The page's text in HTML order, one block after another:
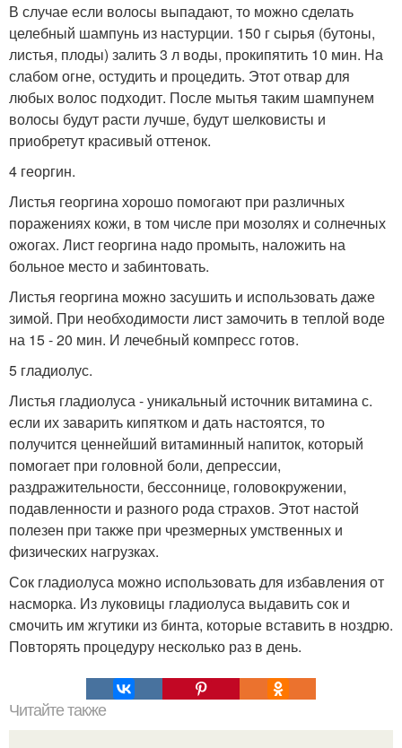
В случае если волосы выпадают, то можно сделать
целебный шампунь из настурции. 150 г сырья (бутоны,
листья, плоды) залить 3 л воды, прокипятить 10 мин. На
слабом огне, остудить и процедить. Этот отвар для
любых волос подходит. После мытья таким шампунем
волосы будут расти лучше, будут шелковисты и
приобретут красивый оттенок.
4 георгин.
Листья георгина хорошо помогают при различных
поражениях кожи, в том числе при мозолях и солнечных
ожогах. Лист георгина надо промыть, наложить на
больное место и забинтовать.
Листья георгина можно засушить и использовать даже
зимой. При необходимости лист замочить в теплой воде
на 15 - 20 мин. И лечебный компресс готов.
5 гладиолус.
Листья гладиолуса - уникальный источник витамина с.
если их заварить кипятком и дать настоятся, то
получится ценнейший витаминный напиток, который
помогает при головной боли, депрессии,
раздражительности, бессоннице, головокружении,
подавленности и разного рода страхов. Этот настой
полезен при также при чрезмерных умственных и
физических нагрузках.
Сок гладиолуса можно использовать для избавления от
насморка. Из луковицы гладиолуса выдавить сок и
смочить им жгутики из бинта, которые вставить в ноздрю.
Повторять процедуру несколько раз в день.
Читайте также